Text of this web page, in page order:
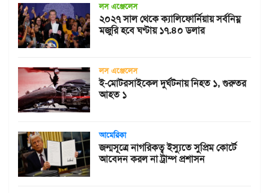
লস এঞ্জেলেস
২০২৭ সাল থেকে ক্যালিফোর্নিয়ায় সর্বনিম্ন
মজুরি হবে ঘণ্টায় ১৭.৪০ ডলার
লস এঞ্জেলেস
ই-মোটরসাইকেল দুর্ঘটনায় নিহত ১, গুরুতর
আহত ১
আমেরিকা
জন্মসূত্রে নাগরিকত্ব ইস্যুতে সুপ্রিম কোর্টে
আবেদন করল না ট্রাম্প প্রশাসন